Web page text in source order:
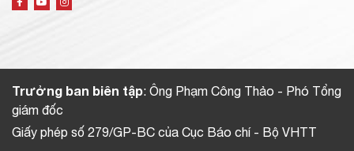
Trưởng ban biên tập: Ông Phạm Công Thảo - Phó Tổng
giám đốc
Giấy phép số 279/GP-BC của Cục Báo chí - Bộ VHTT